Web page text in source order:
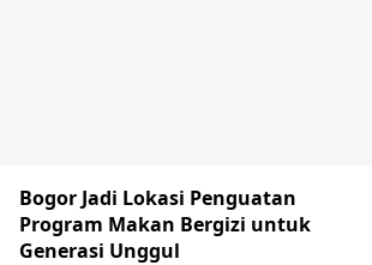
Bogor Jadi Lokasi Penguatan
Program Makan Bergizi untuk
Generasi Unggul